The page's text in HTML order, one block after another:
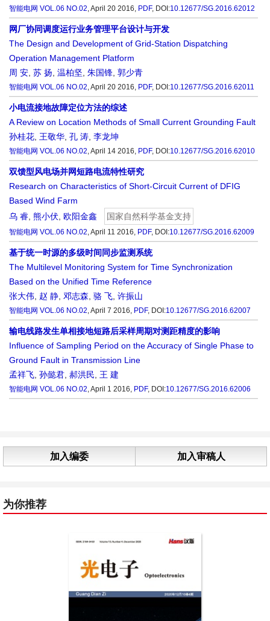
智能电网 VOL.06 NO.02, April 20 2016, PDF, DOI:10.12677/SG.2016.62012
网厂协同调度运行业务管理平台设计与开发
The Design and Development of Grid-Station Dispatching
Operation Management Platform
周 安 苏 扬 温柏坚 朱国锋 郭少青
智能电网 VOL.06 NO.02, April 20 2016, PDF, DOI:10.12677/SG.2016.62011
小电流接地故障定位方法的综述
A Review on Location Methods of Small Current Grounding Fault
孙桂花 王敬华 孔 涛 李龙坤
智能电网 VOL.06 NO.02, April 14 2016, PDF, DOI:10.12677/SG.2016.62010
双馈型风电场并网短路电流特性研究
Research on Characteristics of Short-Circuit Current of DFIG
Based Wind Farm
乌 睿 熊小伏 欧阳金鑫 国家自然科学基金支持
智能电网 VOL.06 NO.02, April 11 2016, PDF, DOI:10.12677/SG.2016.62009
基于统一时源的多级时间同步监测系统
The Multilevel Monitoring System for Time Synchronization
Based on the Unified Time Reference
张大伟 赵 静 邓志森 骆 飞 许振山
智能电网 VOL.06 NO.02, April 7 2016, PDF, DOI:10.12677/SG.2016.62007
输电线路发生单相接地短路后采样周期对测距精度的影响
Influence of Sampling Period on the Accuracy of Single Phase to
Ground Fault in Transmission Line
孟祥飞 孙懿君 郝洪民 王 建
智能电网 VOL.06 NO.02, April 1 2016, PDF, DOI:10.12677/SG.2016.62006
加入编委 加入审稿人
为你推荐